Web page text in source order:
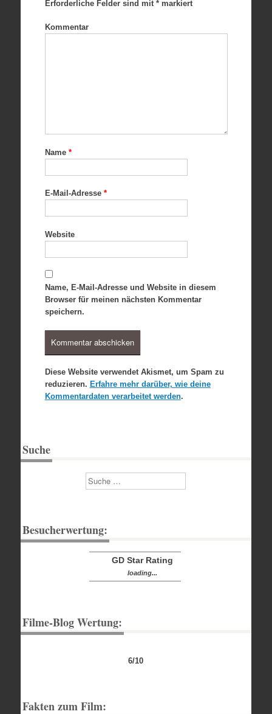
Erforderliche Felder sind mit *markiert
Kommentar
Name *
E-Mail-Adresse *
Website
Name, E-Mail-Adresse und Website in diesem
Browser für meinen nächsten Kommentar
speichern.
Diese Website verwendet Akismet, um Spam zu
reduzieren. Erfahre mehr darüber, wie deine
Kommentardaten verarbeitet werden.
Suche
Suchen
Besucherwertung:
GD Star Rating
loading...
Filme-Blog Wertung:
6/10
Fakten zum Film: